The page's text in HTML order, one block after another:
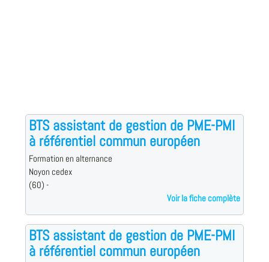
BTS assistant de gestion de PME-PMI
à référentiel commun européen
Formation en alternance
Noyon cedex
(60) -
Voir la fiche complète
BTS assistant de gestion de PME-PMI
à référentiel commun européen